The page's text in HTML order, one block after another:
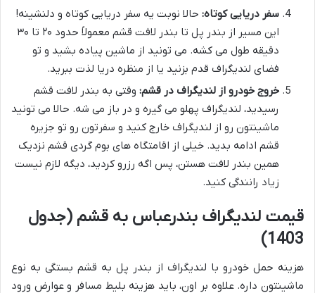
سفر دریایی کوتاه: حالا نوبت یه سفر دریایی کوتاه و دلنشینه!
این مسیر از بندر پل تا بندر لافت قشم معمولاً حدود ۲۰ تا ۳۰
دقیقه طول می کشه. می تونید از ماشین پیاده بشید و تو
فضای لندیگراف قدم بزنید یا از منظره دریا لذت ببرید.
خروج خودرو از لندیگراف در قشم: وقتی به بندر لافت قشم
رسیدید، لندیگراف پهلو می گیره و در باز می شه. حالا می تونید
ماشینتون رو از لندیگراف خارج کنید و سفرتون رو تو جزیره
قشم ادامه بدید. خیلی از اقامتگاه های بوم گردی قشم نزدیک
همین بندر لافت هستن، پس اگه رزرو کردید، دیگه لازم نیست
زیاد رانندگی کنید.
قیمت لندیگراف بندرعباس به قشم (جدول
1403)
هزینه حمل خودرو با لندیگراف از بندر پل به قشم بستگی به نوع
ماشینتون داره. علاوه بر اون، باید هزینه بلیط مسافر و عوارض ورود